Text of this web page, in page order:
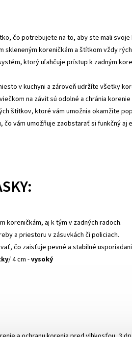
čo potrebujete na to, aby ste mali
skleneným koreničkám a štítkom vždy
ktorý uľahčuje prístup k zadným
v kuchyni a zároveň udržíte všetky
na závit sú odolné a chránia
štítkov, ktoré vám umožnia okamžite
čo vám umožňuje zaobstarať si funkčný
koreničkám, aj k tým v zadných radoch.
a priestoru v zásuvkách či policiach.
čo zaisťuje pevné a stabilné
/ 4 cm -vysoký